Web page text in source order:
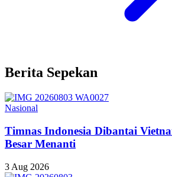
Berita Sepekan
Nasional
Timnas Indonesia Dibantai
Besar Menanti
3 Aug 2026